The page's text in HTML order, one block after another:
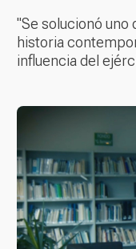
"Se solucionó uno
historia
influencia del